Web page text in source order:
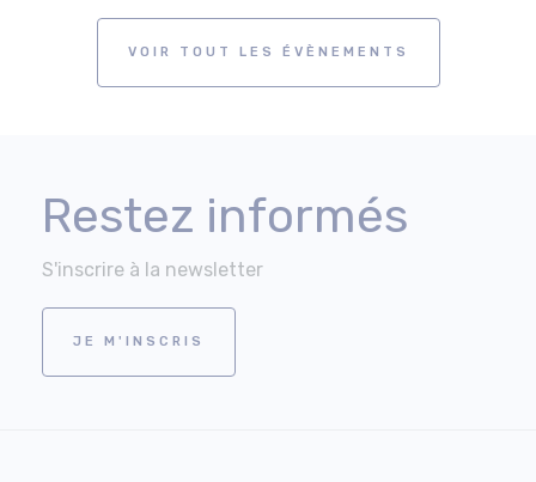
VOIR TOUT LES ÉVÈNEMENTS
Restez informés
S'inscrire à la newsletter
JE M'INSCRIS